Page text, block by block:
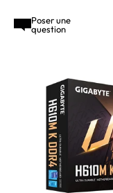
Poser une
question